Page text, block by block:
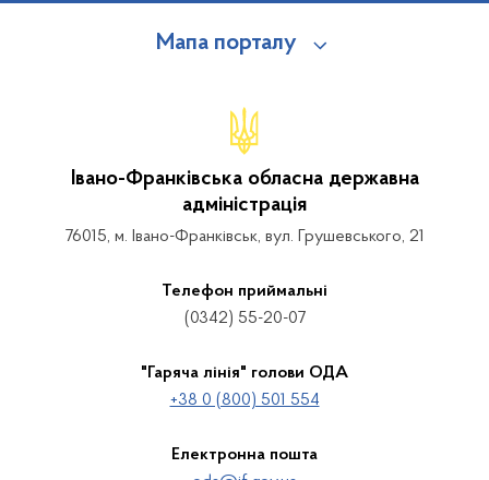
Мапа порталу
Івано-Франківська обласна державна
адміністрація
76015, м. Івано-Франківськ, вул. Грушевського, 21
Телефон приймальні
(0342) 55-20-07
"Гаряча лінія" голови ОДА
+38 0 (800) 501 554
Електронна пошта